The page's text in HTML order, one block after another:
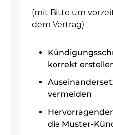
(mit Bitte um
dem Vertrag)
korrekt
vermeiden
die Muster-